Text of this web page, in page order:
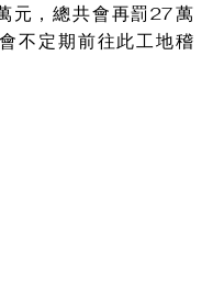
元，總共會再罰27萬
不定期前往此工地稽